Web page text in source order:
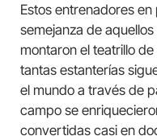
Estos entrenadores
semejanza de
montaron el teatrillo
tantas estanterías
el mundo a través de
campo se
convertidas casi en